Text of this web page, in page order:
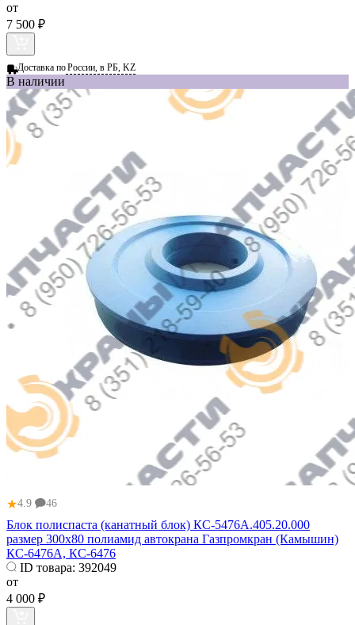
от
7 500 ₽
Доставка поРоссии, в РБ, KZ
В наличии
★4.9 46
Блок полиспаста (канатный блок) КС-5476А.405.20.000
размер 300х80 полиамид автокрана Газпромкран (Камышин)
КС-6476А, КС-6476
ID товара: 392049
от
4 000 ₽